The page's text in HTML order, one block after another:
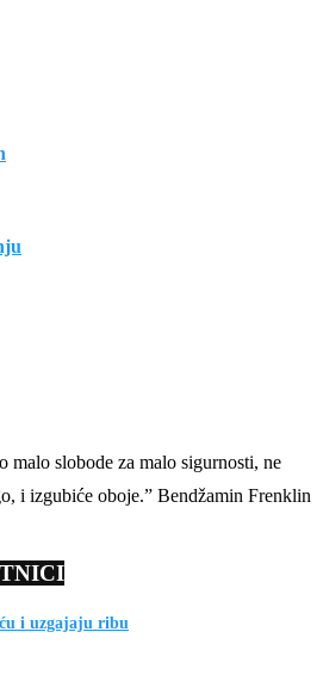
malo slobode za malo sigurnosti, ne
i izgubiće oboje.” Bendžamin Frenklin
i uzgajaju ribu